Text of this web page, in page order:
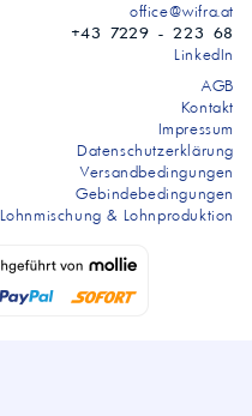
office@wifra.at
+43 7229 - 223 68
LinkedIn
AGB
Kontakt
Impressum
Datenschutzerklärung
Versandbedingungen
Gebindebedingungen
Lohnmischung & Lohnproduktion